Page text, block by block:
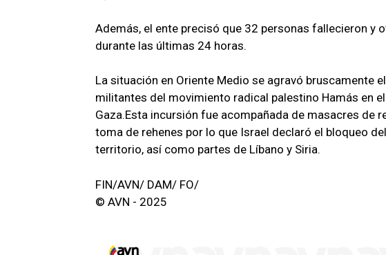
Además, el ente precisó que 32 personas fallecieron y
durante las últimas 24 horas.
La situación en Oriente Medio se agravó bruscamente
militantes del movimiento radical palestino Hamás en
Gaza.Esta incursión fue acompañada de masacres de
toma de rehenes por lo que Israel declaró el bloqueo
territorio, así como partes de Líbano y Siria.
FIN/AVN/ DAM/ FO/
© AVN - 2025